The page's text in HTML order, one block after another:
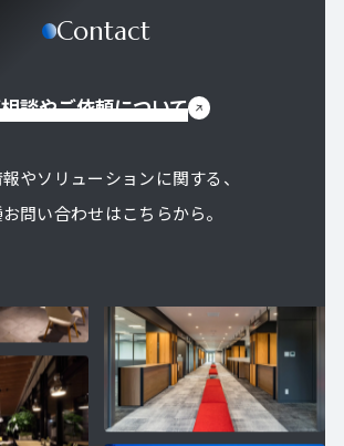
Contact
談やご依頼について
やソリューションに関する、
問い合わせはこちらから。